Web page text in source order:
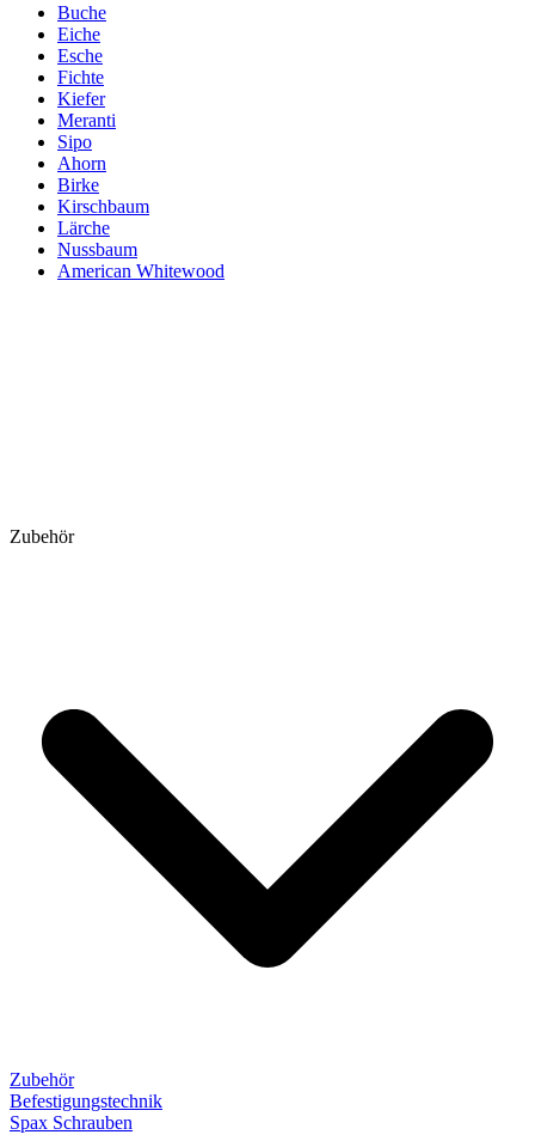
Buche
Eiche
Esche
Fichte
Kiefer
Meranti
Sipo
Ahorn
Birke
Kirschbaum
Lärche
Nussbaum
American Whitewood
Zubehör
Zubehör
Befestigungstechnik
Spax Schrauben